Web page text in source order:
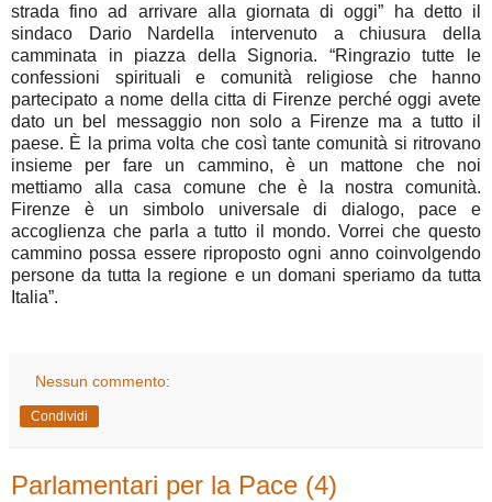
strada fino ad arrivare alla giornata di oggi” ha detto il
sindaco Dario Nardella intervenuto a chiusura della
camminata in piazza della Signoria. “Ringrazio tutte le
confessioni spirituali e comunità religiose che hanno
partecipato a nome della citta di Firenze perché oggi avete
dato un bel messaggio non solo a Firenze ma a tutto il
paese. È la prima volta che così tante comunità si ritrovano
insieme per fare un cammino, è un mattone che noi
mettiamo alla casa comune che è la nostra comunità.
Firenze è un simbolo universale di dialogo, pace e
accoglienza che parla a tutto il mondo. Vorrei che questo
cammino possa essere riproposto ogni anno coinvolgendo
persone da tutta la regione e un domani speriamo da tutta
Italia”.
Nessun commento:
Condividi
Parlamentari per la Pace (4)